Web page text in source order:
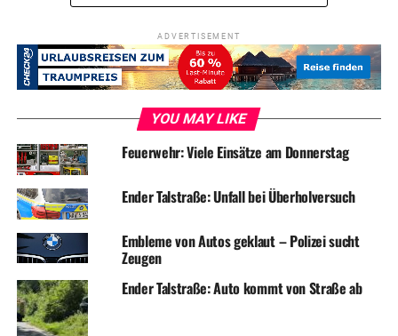
ADVERTISEMENT
YOU MAY LIKE
Feuerwehr: Viele Einsätze am Donnerstag
Ender Talstraße: Unfall bei Überholversuch
Embleme von Autos geklaut – Polizei sucht
Zeugen
Ender Talstraße: Auto kommt von Straße ab